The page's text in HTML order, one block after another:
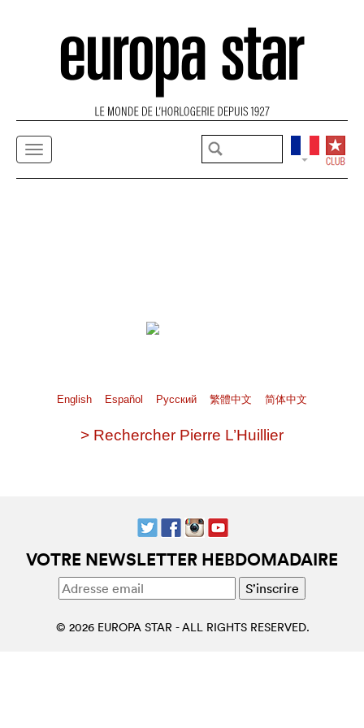
English Español Pусский 繁體中文 简体中文
> Rechercher Pierre L’Huillier
VOTRE NEWSLETTER HEBDOMADAIRE
© 2026 EUROPA STAR - ALL RIGHTS RESERVED.